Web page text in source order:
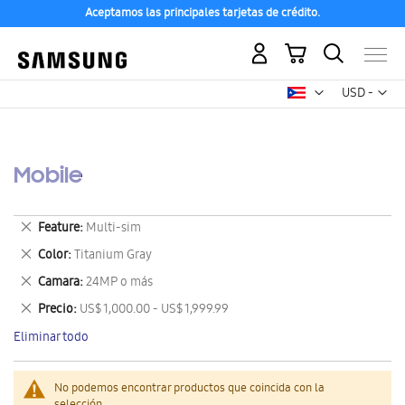
Aceptamos las principales tarjetas de crédito.
USD -
dólar
Mi carrito
Mobile
No podemos encontrar productos que coincida con la
Feature Multi-sim
Eliminar
este
artículo
Color Titanium Gray
Eliminar
este
artículo
Camara 24MP o más
Eliminar
este
artículo
Precio US$ 1,000.00 - US$ 1,999.99
Eliminar
este
artículo
Eliminar todo